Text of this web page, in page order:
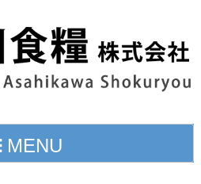
MENU